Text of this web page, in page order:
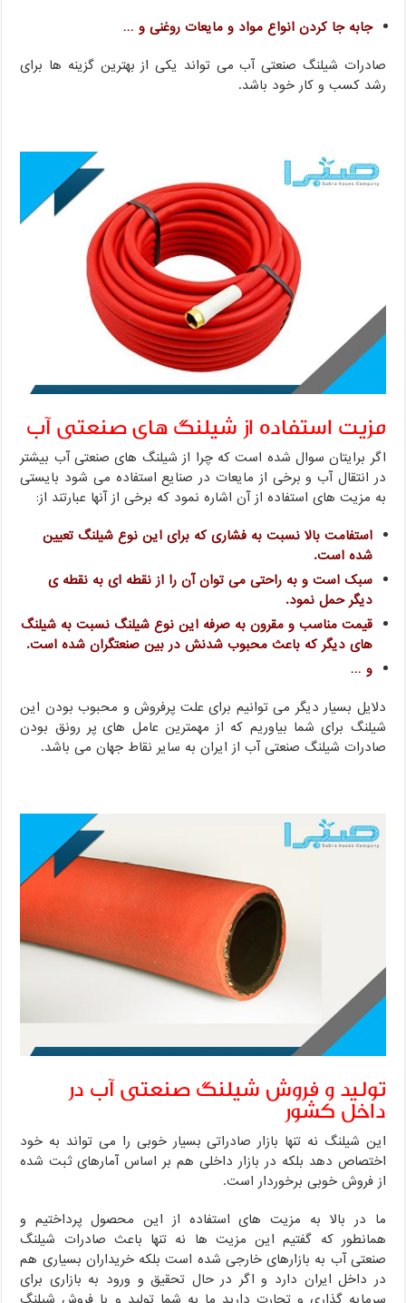
جابه جا کردن انواع مواد و مایعات روغنی و …
صادرات شیلنگ صنعتی آب می تواند یکی از بهترین گزینه ها برای
رشد کسب و کار خود باشد.
مزیت استفاده از شیلنگ های صنعتی آب
اگر برایتان سوال شده است که چرا از شیلنگ های صنعتی آب بیشتر
در انتقال آب و برخی از مایعات در صنایع استفاده می شود بایستی
به مزیت های استفاده از آن اشاره نمود که برخی از آنها عبارتند از:
استفامت بالا نسبت به فشاری که برای این نوع شیلنگ تعیین
شده است.
سبک است و به راحتی می توان آن را از نقطه ای به نقطه ی
دیگر حمل نمود.
قیمت مناسب و مقرون به صرفه این نوع شیلنگ نسبت به شیلنگ
های دیگر که باعث محبوب شدنش در بین صنعتگران شده است.
و …
دلایل بسیار دیگر می توانیم برای علت پرفروش و محبوب بودن این
شیلنگ برای شما بیاوریم که از مهمترین عامل های پر رونق بودن
صادرات شیلنگ صنعتی آب از ایران به سایر نقاط جهان می باشد.
تولید و فروش شیلنگ صنعتی آب در
داخل کشور
این شیلنگ نه تنها بازار صادراتی بسیار خوبی را می تواند به خود
اختصاص دهد بلکه در بازار داخلی هم بر اساس آمارهای ثبت شده
از فروش خوبی برخوردار است.
ما در بالا به مزیت های استفاده از این محصول پرداختیم و
همانطور که گفتیم این مزیت ها نه تنها باعث صادرات شیلنگ
صنعتی آب به بازارهای خارجی شده است بلکه خریداران بسیاری هم
در داخل ایران دارد و اگر در حال تحقیق و ورود به بازاری برای